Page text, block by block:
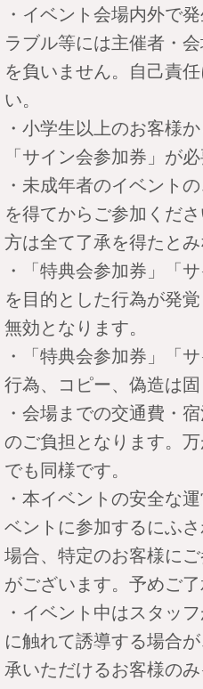
・イベント会場内外で
ラブル等には主催者・
を負いません。自己責
い。
・小学生以上のお客様
「サイン会参加券」が
・未成年者のイベント
を得てからご参加くだ
方は全て了承を得たとみ
・「特典会参加券」「
を目的とした行為が発
無効となります。
・「特典会参加券」「
行為、コピー、偽造は固
・会場までの交通費・
のご負担となります。
でも同様です。
・本イベントの安全な
ベントに参加するにふ
場合、特定のお客様に
がございます。予めご了
・イベント中はスタッ
に触れて誘導する場合
承いただけるお客様の